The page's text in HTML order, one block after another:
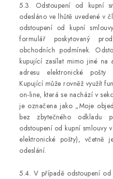
5.3. Odstoupení od kupní
odesláno ve lhůtě uvedené v
odstoupení od kupní
formulář poskytovaný
obchodních podmínek.
kupující zasílat mimo jiné na
adresu elektronické pošty
Kupující může rovněž využít
on-line, která se nachází v
je označena jako „Moje
bez zbytečného odkladu
odstoupení od kupní smlouvy
elektronické pošty), včetně
odeslání.
5.4. V případě odstoupení od